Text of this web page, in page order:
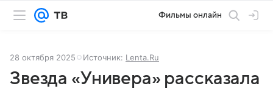
Фильмы онлайн
28 октября 2025 Источник: Lenta.Ru
Звезда «Универа» рассказала